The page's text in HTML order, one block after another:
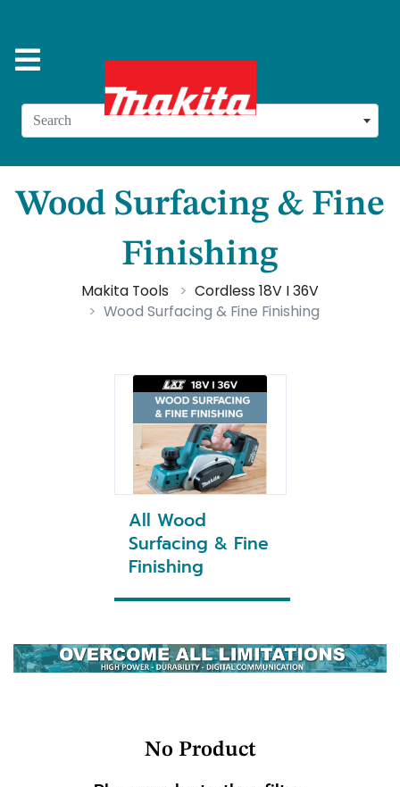
Search
Wood Surfacing & Fine
Finishing
Makita Tools
Cordless 18V I 36V
Wood Surfacing & Fine Finishing
All Wood
Surfacing & Fine
Finishing
No Product